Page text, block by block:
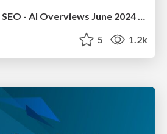
The Impact of AI in SEO - AI Overviews June 2024 Edition
5 1.2k